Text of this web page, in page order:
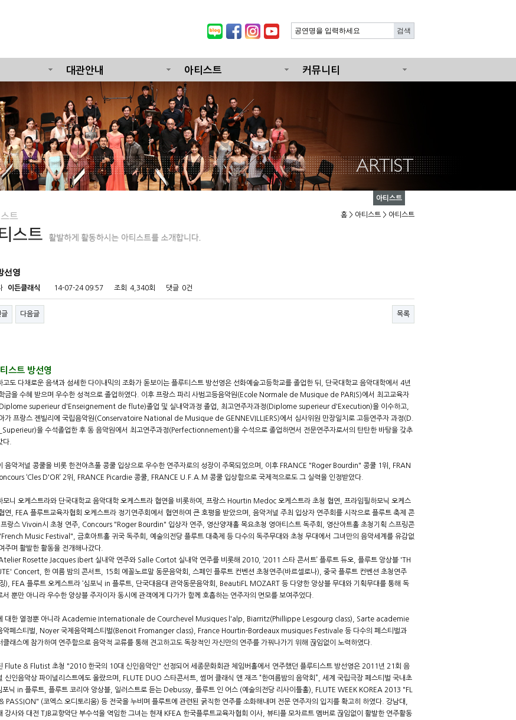
대관안내 아티스트 커뮤니티
홈 > 아티스트 > 아티스트
아티스트
선영
이든클래식 14-07-24 09:57 조회 4,340회 댓글 0건
글 다음글 목록
스트 방선영
고도 다채로운 음색과 섬세한 다이내믹의 조화가 돋보이는 플루티스트 방선영은 선화예술고등학교를 졸업한 뒤, 단국대학교 음악대학에서 4년
금을 수혜 받으며 우수한 성적으로 졸업하였다. 이후 프랑스 파리 사범고등음악원(Ecole Normale de Musique de PARIS)에서 최고교육자
superieur d'Enseignement de flute)졸업 및 실내악과정 졸업, 최고연주자과정(Diplome superieur d'Execution)을 이수하고,
가 프랑스 젠빌리에 국립음악원(Conservatoire National de Musique de GENNEVILLIERS)에서 심사위원 만장일치로 고등연주자 과정(D.
을 수석졸업한 후 동 음악원에서 최고연주과정(Perfectionnement)을 수석으로 졸업하면서 전문연주자로서의 탄탄한 바탕을 갖추
다.
음악저널 콩쿨을 비롯 한전아츠풀 콩쿨 입상으로 우수한 연주자로의 성장이 주목되었으며, 이후 FRANCE "Roger Bourdin" 콩쿨 1위, FRAN
‘Cles D'OR’ 2위, FRANCE Picardie 콩쿨, FRANCE U.F.A.M 콩쿨 입상함으로 국제적으로도 그 실력을 인정받았다.
모니 오케스트라와 단국대학교 음악대학 오케스트라 협연을 비롯하여, 프랑스 Hourtin Medoc 오케스트라 초청 협연, 프라임필하모닉 오케스
연, FEA 플루트교육자협회 오케스트라 정기연주회에서 협연하여 큰 호평을 받았으며, 음악저널 주최 입상자 연주회를 시작으로 플루트 축제 콘
랑스 Vivoin시 초청 연주, Concours "Roger Bourdin" 입상자 연주, 영산양재홀 목요초청 영아티스트 독주회, 영산아트홀 초청기획 스프링콘
Music Festival", 금호아트홀 귀국 독주회, 예술의전당 플루트 대축제 등 다수의 독주무대와 초청 무대에서 그녀만의 음악세계를 유감없
주며 활발한 활동을 전개해나갔다.
Rosette Jacques Ibert 실내악 연주와 Salle Cortot 실내악 연주를 비롯해 2010, ‘2011 스타 콘서트’ 플루트 듀오, 플루트 앙상블 'TH
Concert, 한 여름 밤의 콘서트, 15회 에꼴노르말 동문음악회, 스페인 플루트 컨벤션 초청연주(바르셀로나), 중국 플루트 컨벤션 초청연주
), FEA 플루트 오케스트라 ‘심포닉 in 플루트, 단국대음대 관악동문음악회, BeautiFL MOZART 등 다양한 앙상블 무대와 기획무대를 통해 독
서 뿐만 아니라 우수한 앙상블 주자이자 동시에 관객에게 다가가 함께 호흡하는 연주자의 면모를 보여주었다.
대한 열정뿐 아니라 Academie Internationale de Courchevel Musiques l'alp, Biarritz(Phillippe Lesgourg class), Sarte academie
악페스티벌, Noyer 국제음악페스티벌(Benoit Fromanger class), France Hourtin-Bordeaux musiques Festivale 등 다수의 페스티벌과
클래스에 참가하여 연주함으로 음악적 교류를 통해 견고하고도 독창적인 자신만의 연주를 가꿔나가기 위해 끊임없이 노력하였다.
Flute & Flutist 초청 "2010 한국의 10대 신인음악인" 선정되어 세종문화회관 체임버홀에서 연주했던 플루티스트 방선영은 2011년 21회 음
신인음악상 파이널리스트에도 올랐으며, FLUTE DUO 스타콘서트, 썸머 클래식 앤 재즈 “한여름밤의 음악회”, 세계 국립극장 페스티벌 국내초
포닉 in 플루트, 플루트 코리아 앙상블, 일러스트로 듣는 Debussy, 플루트 인 어스 (예술의전당 리사이틀홀), FLUTE WEEK KOREA 2013 "FL
PASSION" (코엑스 오디토리움) 등 전국을 누비며 플루트에 관련된 굵직한 연주를 소화해내며 전문 연주자의 입지를 확고히 하였다. 강남대,
강사와 대전 TJB교향악단 부수석을 역임한 그녀는 현재 KFEA 한국플루트교육자협회 이사, 뷰티플 모차르트 멤버로 끊임없이 활발한 연주활동